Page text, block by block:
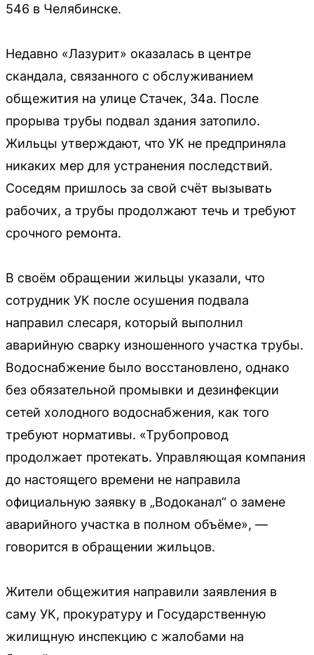
546 в Челябинске.
Недавно «Лазурит» оказалась в центре
скандала, связанного с обслуживанием
общежития на улице Стачек, 34а. После
прорыва трубы подвал здания затопило.
Жильцы утверждают, что УК не предприняла
никаких мер для устранения последствий.
Соседям пришлось за свой счёт вызывать
рабочих, а трубы продолжают течь и требуют
срочного ремонта.
В своём обращении жильцы указали, что
сотрудник УК после осушения подвала
направил слесаря, который выполнил
аварийную сварку изношенного участка трубы.
Водоснабжение было восстановлено, однако
без обязательной промывки и дезинфекции
сетей холодного водоснабжения, как того
требуют нормативы. «Трубопровод
продолжает протекать. Управляющая компания
до настоящего времени не направила
официальную заявку в „Водоканал“ о замене
аварийного участка в полном объёме», —
говорится в обращении жильцов.
Жители общежития направили заявления в
саму УК, прокуратуру и Государственную
жилищную инспекцию с жалобами на